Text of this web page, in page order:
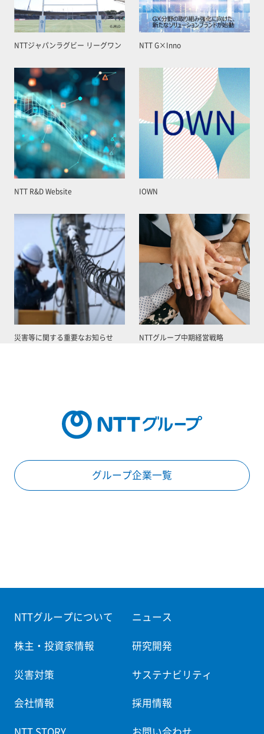
NTTジャパンラグビー リーグワン NTT G×Inno
NTT R&D Website IOWN
災害等に関する重要なお知らせ NTTグループ中期経営戦略
グループ企業一覧
NTTグループについて ニュース
株主・投資家情報 研究開発
災害対策 サステナビリティ
会社情報 採用情報